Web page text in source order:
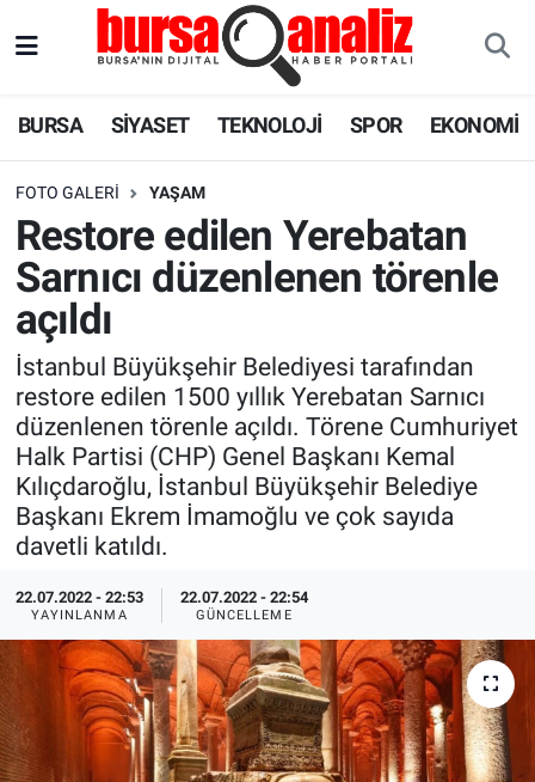
BURSA SİYASET TEKNOLOJİ SPOR EKONOMİ
FOTO GALERI YAŞAM
Restore edilen Yerebatan
Sarnıcı düzenlenen törenle
açıldı
İstanbul Büyükşehir Belediyesi tarafından
restore edilen 1500 yıllık Yerebatan Sarnıcı
düzenlenen törenle açıldı. Törene Cumhuriyet
Halk Partisi (CHP) Genel Başkanı Kemal
Kılıçdaroğlu, İstanbul Büyükşehir Belediye
Başkanı Ekrem İmamoğlu ve çok sayıda
davetli katıldı.
22.07.2022 - 22:53
YAYINLANMA
22.07.2022 - 22:54
GÜNCELLEME
SPOR
EKONOMİ
SAĞLIK
ASTROLOJİ
BLOG
Süper Lig Puan Durumu ve Fikstür
Tüm Manşetler
Son Dakika Haberleri
Haber Arşivi